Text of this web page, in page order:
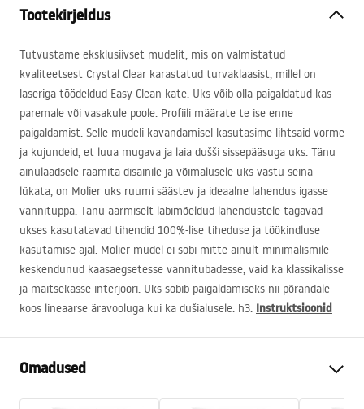
Tootekirjeldus
Tutvustame eksklusiivset mudelit, mis on valmistatud
kvaliteetsest Crystal Clear karastatud turvaklaasist, millel on
laseriga töödeldud Easy Clean kate. Uks võib olla paigaldatud kas
paremale või vasakule poole. Profiili määrate te ise enne
paigaldamist. Selle mudeli kavandamisel kasutasime lihtsaid vorme
ja kujundeid, et luua mugava ja laia dušši sissepääsuga uks. Tänu
ainulaadsele raamita disainile ja võimalusele uks vastu seina
lükata, on Molier uks ruumi säästev ja ideaalne lahendus igasse
vannituppa. Tänu äärmiselt läbimõeldud lahendustele tagavad
ukses kasutatavad tihendid 100%-lise tiheduse ja töökindluse
kasutamise ajal. Molier mudel ei sobi mitte ainult minimalismile
keskendunud kaasaegsetesse vannitubadesse, vaid ka klassikalisse
ja maitsekasse interjööri. Uks sobib paigaldamiseks nii põrandale
koos lineaarse äravooluga kui ka dušialusele. h3. Instruktsioonid
Omadused